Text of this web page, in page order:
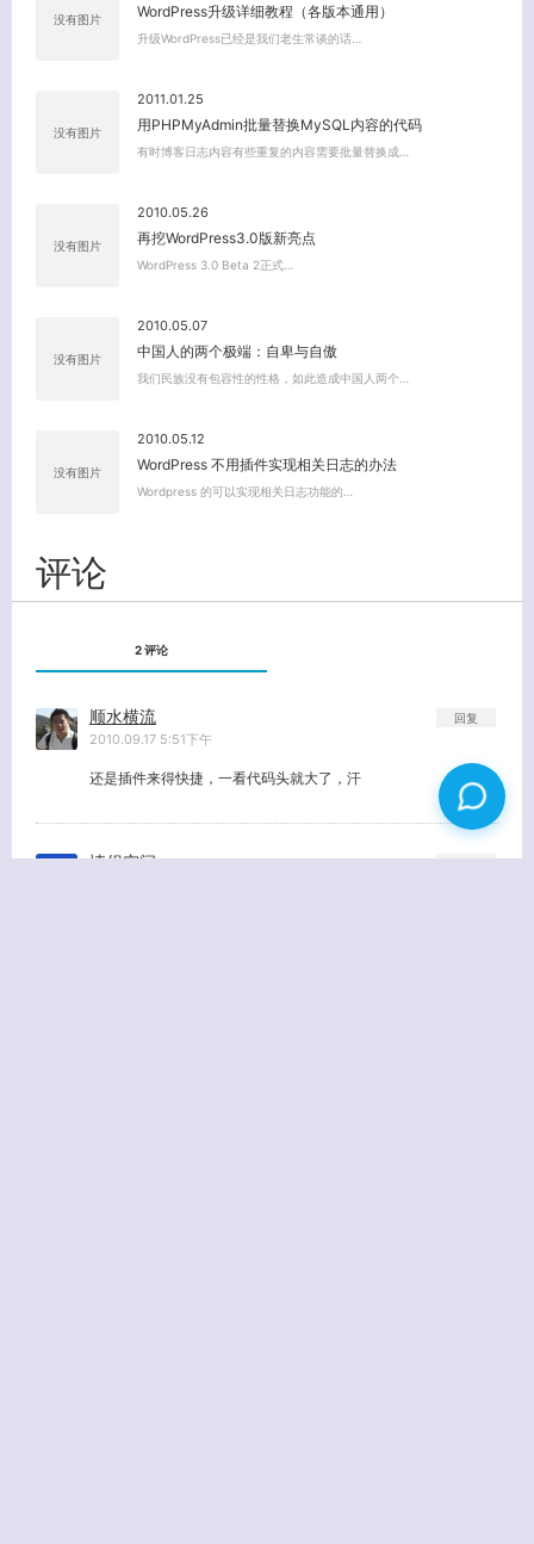
没有图片 WordPress升级详细教程（各版本通用）
升级WordPress已经是我们老生常谈的话…
没有图片
2011.01.25
用PHPMyAdmin批量替换MySQL内容的代码
有时博客日志内容有些重复的内容需要批量替换成…
没有图片
2010.05.26
再挖WordPress3.0版新亮点
WordPress 3.0 Beta 2正式…
没有图片
2010.05.07
中国人的两个极端：自卑与自傲
我们民族没有包容性的性格，如此造成中国人两个…
没有图片
2010.05.12
WordPress 不用插件实现相关日志的办法
Wordpress 的可以实现相关日志功能的…
评论
2 评论
顺水横流
2010.09.17 5:51下午
还是插件来得快捷，一看代码头就大了，汗
回复
情侣空间